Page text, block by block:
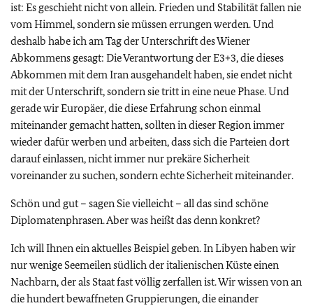
ist: Es geschieht nicht von allein. Frieden und Stabilität fallen nie
vom Himmel, sondern sie müssen errungen werden. Und
deshalb habe ich am Tag der Unterschrift des Wiener
Abkommens gesagt: Die Verantwortung der E3+3, die dieses
Abkommen mit dem Iran ausgehandelt haben, sie endet nicht
mit der Unterschrift, sondern sie tritt in eine neue Phase. Und
gerade wir Europäer, die diese Erfahrung schon einmal
miteinander gemacht hatten, sollten in dieser Region immer
wieder dafür werben und arbeiten, dass sich die Parteien dort
darauf einlassen, nicht immer nur prekäre Sicherheit
voreinander zu suchen, sondern echte Sicherheit miteinander.
Schön und gut – sagen Sie vielleicht – all das sind schöne
Diplomatenphrasen. Aber was heißt das denn konkret?
Ich will Ihnen ein aktuelles Beispiel geben. In Libyen haben wir
nur wenige Seemeilen südlich der italienischen Küste einen
Nachbarn, der als Staat fast völlig zerfallen ist. Wir wissen von an
die hundert bewaffneten Gruppierungen, die einander